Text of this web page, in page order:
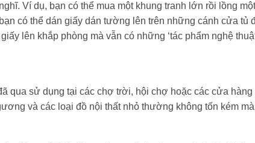
Ví dụ, bạn có thể mua một khung tranh lớn rồi lồng một
có thể dán giấy dán tường lên trên những cánh cửa tủ
lên khắp phòng mà vẫn có những ‘tác phẩm nghệ
qua sử dụng tại các chợ trời, hội chợ hoặc các cửa hàng
và các loại đồ nội thất nhỏ thường không tốn kém